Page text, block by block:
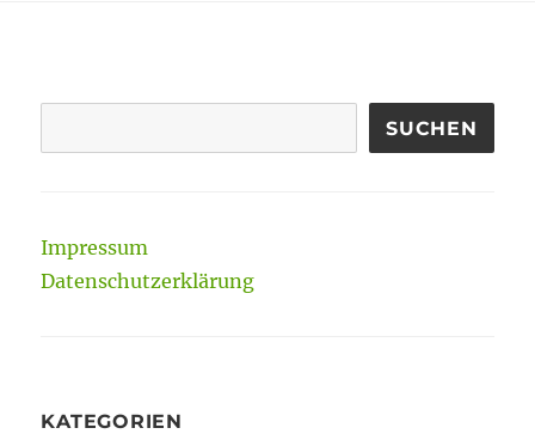
SUCHEN
Impressum
Datenschutzerklärung
KATEGORIEN